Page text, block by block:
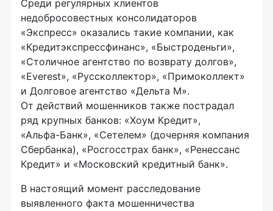
Среди регулярных клиентов
недобросовестных консолидаторов
«Экспресс» оказались такие компании, как
«Кредитэкспрессфинанс», «Быстроденьги»,
«Столичное агентство по возврату долгов»,
«Everest», «Руссколлектор», «Примоколлект»
и Долговое агентство «Дельта М».
От действий мошенников также пострадал
ряд крупных банков: «Хоум Кредит»,
«Альфа-Банк», «Сетелем» (дочерняя компания
Сбербанка), «Росгосстрах банк», «Ренессанс
Кредит» и «Московский кредитный банк».
В настоящий момент расследование
выявленного факта мошенничества